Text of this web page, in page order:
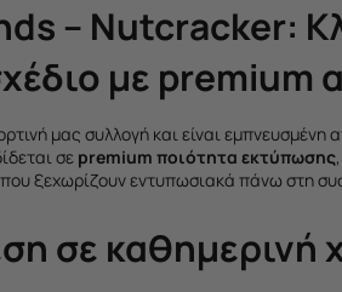
– Nutcracker:
με premium
μας συλλογή και είναι εμπνευσμένη
σε premium ποιότητα εκτύπωσης
ξεχωρίζουν εντυπωσιακά πάνω στη
σε καθημερινή